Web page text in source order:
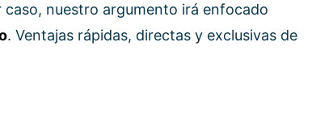
caso, nuestro argumento irá enfocado
. Ventajas rápidas, directas y exclusivas de